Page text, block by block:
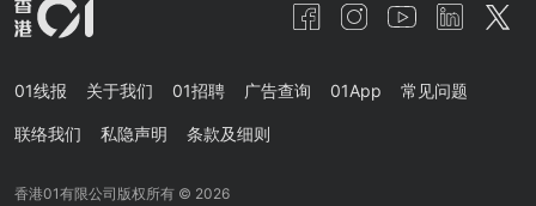
01线报 关于我们 01招聘 广告查询 01App 常见问题
联络我们 私隐声明 条款及细则
香港01有限公司版权所有 © 2026